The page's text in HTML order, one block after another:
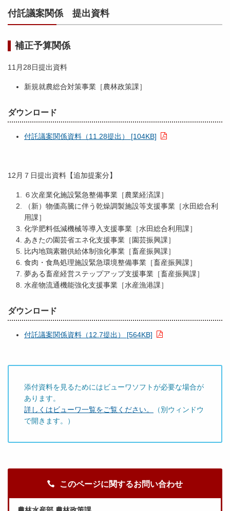
付託議案関係 提出資料
補正予算関係
11月28日提出資料
新規就農総合対策事業［農林政策課］
ダウンロード
付託議案関係資料（11.28提出） [104KB]
12月７日提出資料【追加提案分】
６次産業化施設緊急整備事業［農業経済課］
（新）物価高騰に伴う乾燥調製施設等支援事業［水田総合利
用課］
化学肥料低減機械等導入支援事業［水田総合利用課］
あきたの園芸省エネ化支援事業［園芸振興課］
比内地鶏素雛供給体制強化事業［畜産振興課］
食肉・食鳥処理施設緊急環境整備事業［畜産振興課］
夢ある畜産経営ステップアップ支援事業［畜産振興課］
水産物流通機能強化支援事業［水産漁港課］
ダウンロード
付託議案関係資料（12.7提出） [564KB]
添付資料を見るためにはビューワソフトが必要な場合が
あります。
詳しくはビューワ一覧をご覧ください。
（別ウィンドウ
で開きます。）
このページに関するお問い合わせ